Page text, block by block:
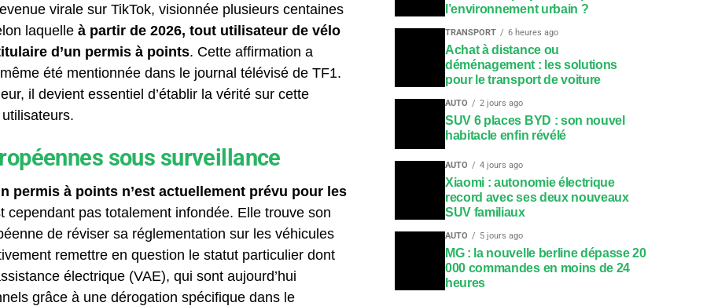
virale sur TikTok, visionnée plusieurs centaines
laquelle à partir de 2026, tout utilisateur de vélo
d’un permis à points. Cette affirmation a
été mentionnée dans le journal télévisé de TF1.
il devient essentiel d’établir la vérité sur cette
sous surveillance
permis à points n’est actuellement prévu pour les
cependant pas totalement infondée. Elle trouve son
de réviser sa réglementation sur les véhicules
remettre en question le statut particulier dont
électrique (VAE), qui sont aujourd’hui
grâce à une dérogation spécifique dans le
l’environnement urbain ?
TRANSPORT 6 heures ago
Achat à distance ou
déménagement : les solutions
pour le transport de voiture
AUTO 2 jours ago
SUV 6 places BYD : son nouvel
habitacle enfin révélé
AUTO 4 jours ago
Xiaomi : autonomie électrique
record avec ses deux nouveaux
SUV familiaux
AUTO 5 jours ago
MG : la nouvelle berline dépasse 20
000 commandes en moins de 24
heures